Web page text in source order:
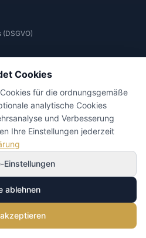
Cookies
für die ordnungsgemäße
analytische Cookies
und Verbesserung
Ihre Einstellungen jederzeit
Einstellungen
ablehnen